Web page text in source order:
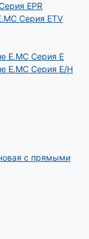
EPR
Серия ETV
E.MC Серия E
E.MC Серия E/H
с прямыми